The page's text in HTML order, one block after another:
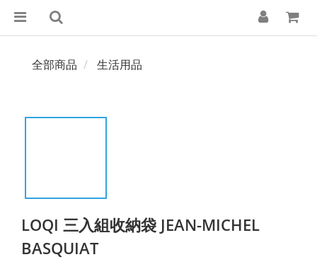
全部商品 生活用品
LOQI 三入組收納袋 JEAN-MICHEL
BASQUIAT